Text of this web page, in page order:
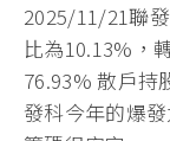
2025/11/21聯
比為10.13%，
76.93% 散戶持
發科今年的爆